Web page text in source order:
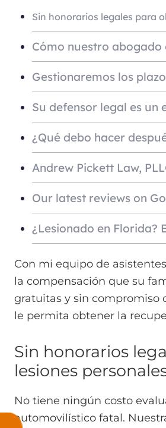
Sin honorarios legales para
Cómo nuestro
Gestionaremos los
Su defensor legal es
¿Qué debo hacer
Andrew Pickett Law,
Our latest reviews on
¿Lesionado en Florida?
Con mi equipo de
la compensación que su
gratuitas y sin compromiso
le permita obtener la
Sin honorarios
lesiones
No tiene ningún costo
automovilístico fatal.